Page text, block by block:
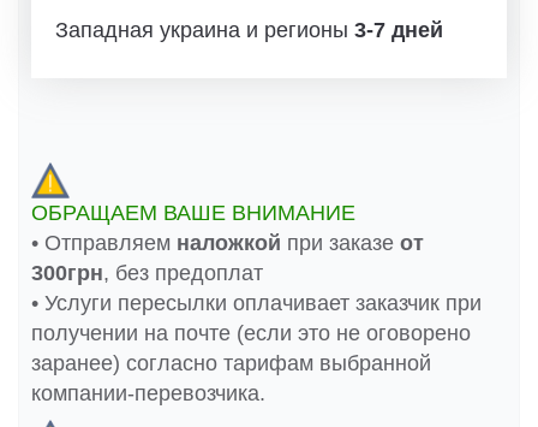
Западная украина и регионы 3-7 дней
ОБРАЩАЕМ ВАШЕ ВНИМАНИЕ
• Отправляем наложкой при заказе от
300грн, без предоплат
• Услуги пересылки оплачивает заказчик при
получении на почте (если это не оговорено
заранее) согласно тарифам выбранной
компании-перевозчика.